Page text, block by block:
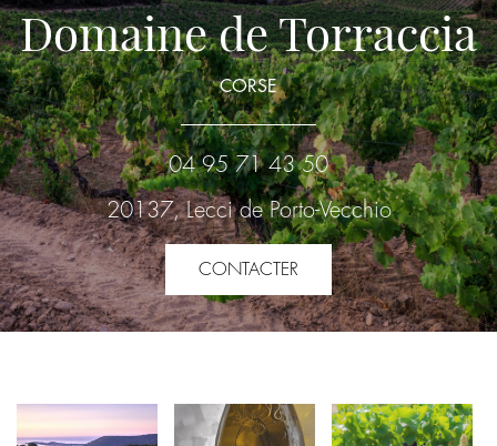
Domaine de Torraccia
CORSE
04 95 71 43 50
20137, Lecci de Porto-Vecchio
CONTACTER